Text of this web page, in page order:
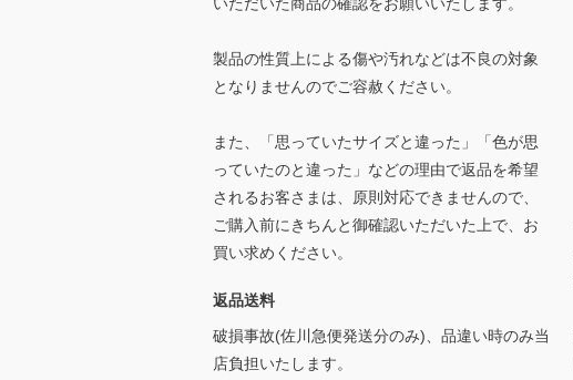
製品の性質上による傷や汚れなどは不良の対象
となりませんのでご容赦ください。
また、「思っていたサイズと違った」「色が思
っていたのと違った」などの理由で返品を希望
されるお客さまは、原則対応できませんので、
ご購入前にきちんと御確認いただいた上で、お
買い求めください。
返品送料
破損事故(佐川急便発送分のみ)、品違い時のみ当
店負担いたします。